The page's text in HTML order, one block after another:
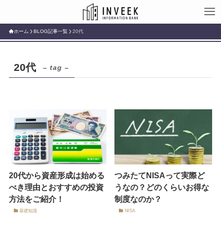
ホーム BLOG記事一覧 20代
20代 – tag –
20代から資産形成は始める
べき理由とおすすめの投資
方法をご紹介！
基礎知識
つみたてNISAって実際ど
うなの？どのくらいお得な
制度なのか？
NISA